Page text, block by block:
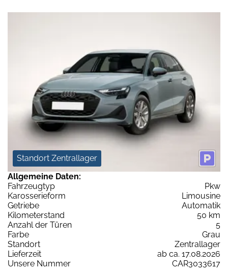
Standort Zentrallager
Allgemeine Daten:
Fahrzeugtyp
Pkw
Karosserieform
Limousine
Getriebe
Automatik
Kilometerstand
50 km
Anzahl der Türen
5
Farbe
Grau
Standort
Zentrallager
Lieferzeit
ab ca. 17.08.2026
Unsere Nummer
CAR3033617